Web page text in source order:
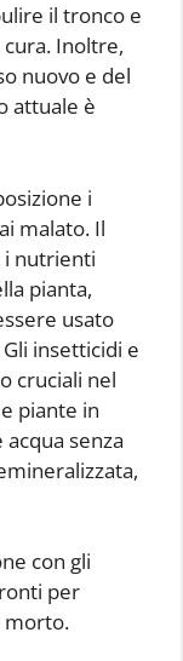
il tronco e
Inoltre,
nuovo e del
attuale è
i
malato. Il
i nutrienti
pianta,
usato
insetticidi e
cruciali nel
piante in
senza
con gli
per
morto.